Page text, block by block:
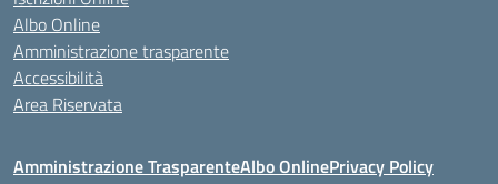
Albo Online
Amministrazione trasparente
Accessibilità
Area Riservata
Amministrazione TrasparenteAlbo OnlinePrivacy Policy